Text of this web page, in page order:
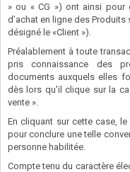
» ou « CG ») ont ainsi
d’achat en ligne des
désigné le «Client »).
Préalablement à toute
pris connaissance des
documents auxquels elles
dès lors qu'il clique sur la
vente ».
En cliquant sur cette case,
pour conclure une telle
personne habilitée.
Compte tenu du caractère